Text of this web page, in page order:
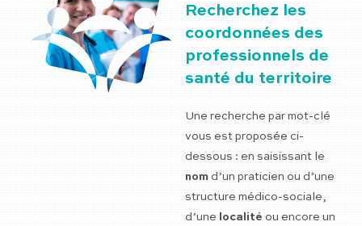
Recherchez les
coordonnées des
professionnels de
santé du territoire
Une recherche par mot-clé
vous est proposée ci-
dessous : en saisissant le
nom d’un praticien ou d’une
structure médico-sociale,
d’une
localité ou encore un